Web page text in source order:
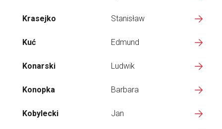
Krasejko Stanisław
Kuć Edmund
Konarski Ludwik
Konopka Barbara
Kobylecki Jan